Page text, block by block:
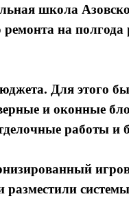
школа
ремонта на
Для этого
и оконные
работы и
разместили